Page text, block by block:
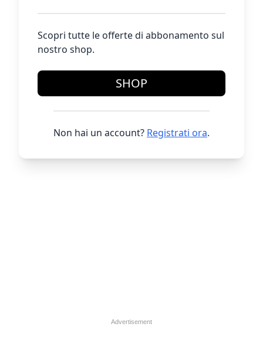
Scopri tutte le offerte di abbonamento sul
nostro shop.
SHOP
Non hai un account? Registrati ora.